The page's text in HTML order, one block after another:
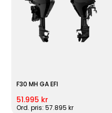
F30 MH GA EFI
51.995 kr
Ord. pris: 57.895 kr